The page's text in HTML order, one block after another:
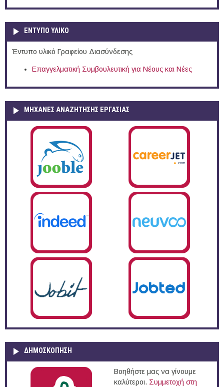
ΕΝΤΥΠΟ ΥΛΙΚΟ
Έντυπο υλικό Γραφείου Διασύνδεσης
Επαγγελματική Συμβουλευτική για Νέους και Νέες
ΜΗΧΑΝΕΣ ΑΝΑΖΗΤΗΣΗΣ ΕΡΓΑΣΙΑΣ
ΔΗΜΟΣΚΌΠΗΣΗ
Βοηθήστε μας να γίνουμε
καλύτεροι. Συμμετοχή στη